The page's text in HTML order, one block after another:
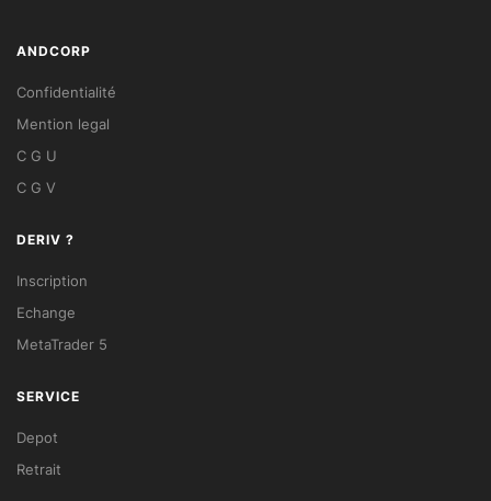
ANDCORP
Confidentialité
Mention legal
C G U
C G V
DERIV ?
Inscription
Echange
MetaTrader 5
SERVICE
Depot
Retrait